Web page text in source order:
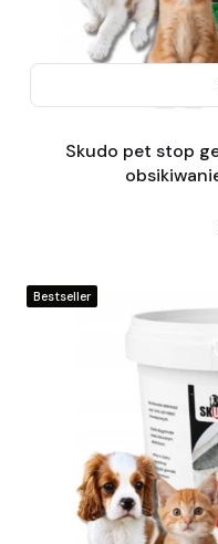
Skudo pet stop
Bestseller